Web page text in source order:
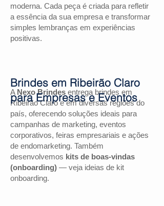
moderna. Cada peça é criada para refletir
a essência da sua empresa e transformar
simples lembranças em experiências
positivas.
A Nexo Brindes entrega brindes em
Ribeirão Claro e em diversas regiões do
país, oferecendo soluções ideais para
campanhas de marketing, eventos
corporativos, feiras empresariais e ações
de endomarketing. Também
desenvolvemos kits de boas-vindas
(onboarding) — veja ideias de kit
onboarding.
Brindes em Ribeirão Claro
para Empresas e Eventos